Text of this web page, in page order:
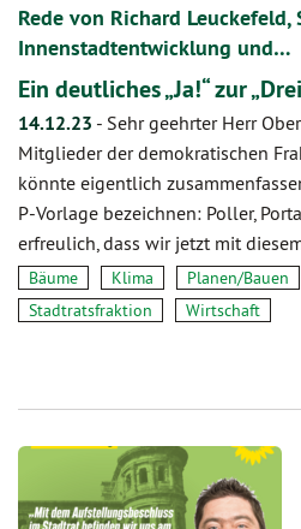
Rede von Richard Leuckefeld,
Innenstadtentwicklung und…
Ein deutliches „Ja!“ zur
14.12.23 - Sehr geehrter Herr
Mitglieder der demokratischen
könnte eigentlich
P-Vorlage bezeichnen: Poller,
erfreulich, dass wir jetzt mit
Bäume Klima Planen/Bauen
Stadtratsfraktion
Wirtschaft